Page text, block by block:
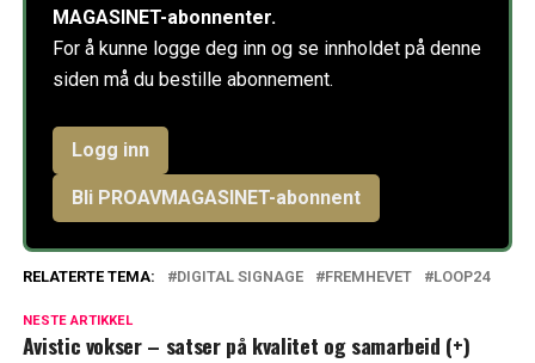
MAGASINET-abonnenter.
For å kunne logge deg inn og se innholdet på denne
siden må du bestille abonnement.
Logg inn
Bli PROAVMAGASINET-abonnent
RELATERTE TEMA: DIGITAL SIGNAGE FREMHEVET LOOP24
NESTE ARTIKKEL
Avistic vokser – satser på kvalitet og samarbeid (+)